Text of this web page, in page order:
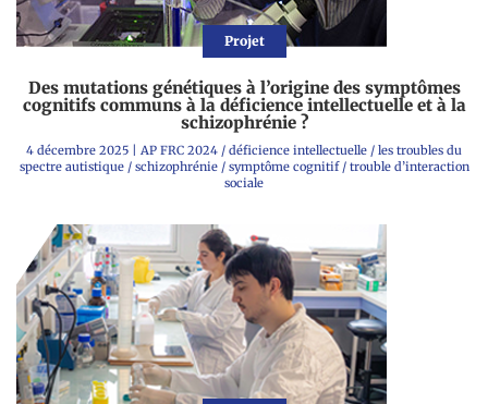
Projet
Des mutations génétiques à l’origine des symptômes
cognitifs communs à la déficience intellectuelle et à la
schizophrénie ?
4 décembre 2025 | AP FRC 2024 / déficience intellectuelle / les troubles du
spectre autistique/ schizophrénie/ symptôme cognitif/ trouble d’interaction
sociale